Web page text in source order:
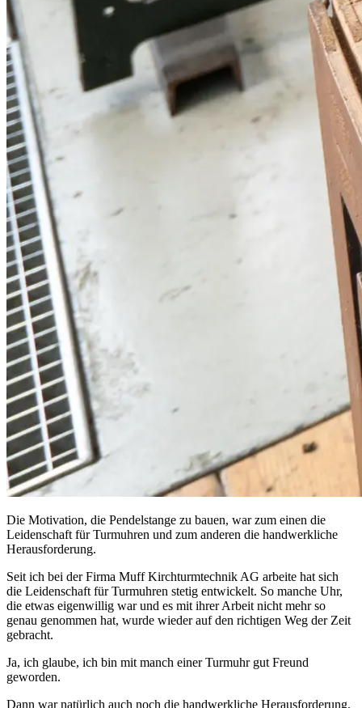
Die Motivation, die Pendelstange zu bauen, war zum einen die
Leidenschaft für Turmuhren und zum anderen die handwerkliche
Herausforderung.
Seit ich bei der Firma Muff Kirchturmtechnik AG arbeite hat sich
die Leidenschaft für Turmuhren stetig entwickelt. So manche Uhr,
die etwas eigenwillig war und es mit ihrer Arbeit nicht mehr so
genau genommen hat, wurde wieder auf den richtigen Weg der Zeit
gebracht.
Ja, ich glaube, ich bin mit manch einer Turmuhr gut Freund
geworden.
Dann war natürlich auch noch die handwerkliche Herausforderung,